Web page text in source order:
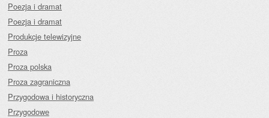
Poezja i dramat
Poezja i dramat
Produkcje telewizyjne
Proza
Proza polska
Proza zagraniczna
Przygodowa i historyczna
Przygodowe